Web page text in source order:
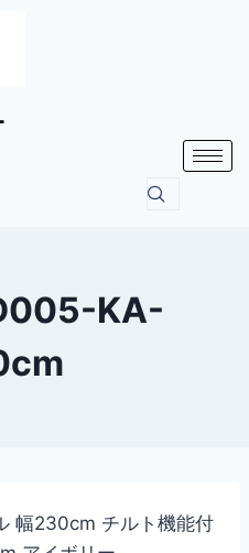
KA-
幅230cm チルト機能付